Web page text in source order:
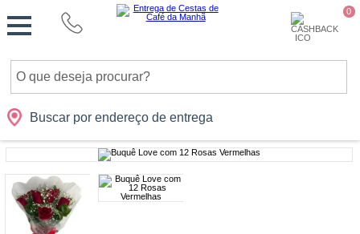
0
Buscar por endereço de entrega
Cidades Presentes Datas Shopping
Monte
sua
Cesta